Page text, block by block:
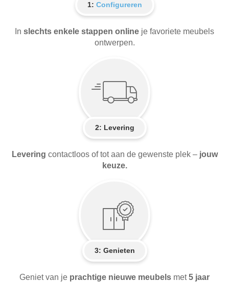
1: Configureren
In slechts enkele stappen online je favoriete meubels
ontwerpen.
2: Levering
Levering contactloos of tot aan de gewenste plek – jouw
keuze.
3: Genieten
Geniet van je prachtige nieuwe meubels met5 jaar